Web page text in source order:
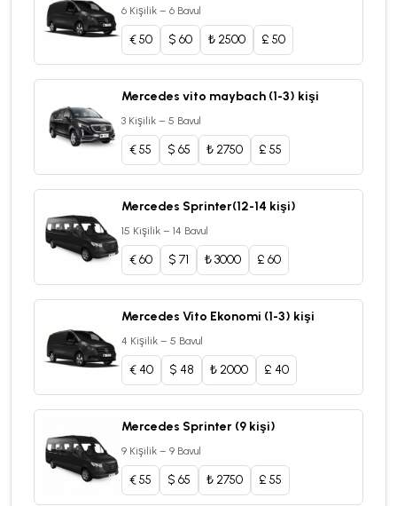
6 Kişilik – 6 Bavul
€50 $ 60 ₺ 2500 £ 50
Mercedes vito maybach (1-3) kişi
3 Kişilik – 5 Bavul
€55 $ 65 ₺ 2750 £ 55
Mercedes Sprinter(12-14 kişi)
15 Kişilik – 14 Bavul
€60 $ 71 ₺3000 £ 60
Mercedes Vito Ekonomi (1-3) kişi
4 Kişilik – 5 Bavul
€ 40 $ 48 ₺ 2000 £ 40
Mercedes Sprinter (9 kişi)
9 Kişilik – 9 Bavul
€55 $ 65 ₺ 2750 £ 55